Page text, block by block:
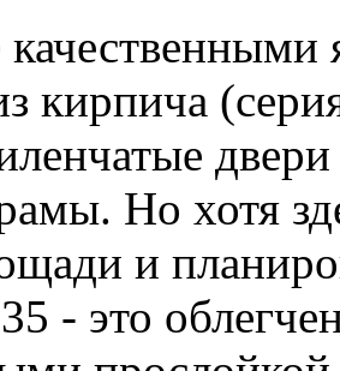
кирпича
Но хотя
и
- это